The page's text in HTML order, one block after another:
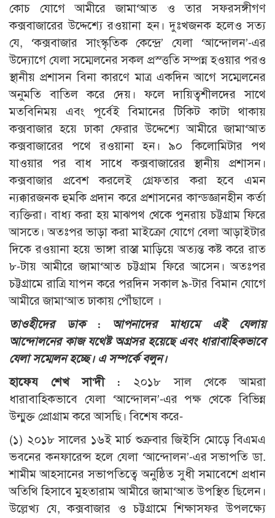
কোচ যোগে আমীরে জামা‘আত ও তার সফরসঙ্গীগণ
কক্সবাজারের উদ্দেশ্যে রওয়ানা হন। দুঃখজনক হলেও সত্য
যে, ‘কক্সবাজার সাংস্কৃতিক কেন্দ্রে’ যেলা ‘আন্দোলন’-এর
উদ্যোগে যেলা সম্মেলনের সকল প্রস্ত্ততি সম্পন্ন হওয়ার পরও
স্থানীয় প্রশাসন বিনা কারণে মাত্র একদিন আগে সম্মেলনের
অনুমতি বাতিল করে দেয়। ফলে দায়িত্বশীলদের সাথে
মতবিনিময় এবং পূর্বেই বিমানের টিকিট কাটা থাকায়
কক্সবাজার হয়ে ঢাকা ফেরার উদ্দেশ্যে আমীরে জামা‘আত
কক্সবাজারের পথে রওয়ানা হন। ৯০ কিলোমিটার পথ
যাওয়ার পর বাধ সাধে কক্সবাজারের স্থানীয় প্রশাসন।
কক্সবাজার প্রবেশ করলেই গ্রেফতার করা হবে এমন
ন্যক্কারজনক হুমকি প্রদান করে প্রশাসনের কান্ডজ্ঞানহীন কর্তা
ব্যক্তিরা। বাধ্য করা হয় মাঝপথ থেকে পুনরায় চট্টগ্রাম ফিরে
আসতে। অতঃপর ভাড়া করা মাইক্রো যোগে বেলা আড়াইটার
দিকে রওয়ানা হয়ে ভাঙ্গা রাস্তা মাড়িয়ে অত্যন্ত কষ্ট করে রাত
৮-টায় আমীরে জামা‘আত চট্টগ্রাম ফিরে আসেন। অতঃপর
চট্টগ্রামে রাত্রি যাপন করে পরদিন সকাল ৯-টার বিমান যোগে
আমীরে জামা‘আত ঢাকায় পৌঁছালে ।
তাওহীদের ডাক : আপনাদের মাধ্যমে এই যেলায়
আন্দোলনের কাজ যথেষ্ট অগ্রসর হয়েছে এবং ধারাবাহিকভাবে
যেলা সম্মেলন হচ্ছে। এ সম্পর্কে বলুন।
হাফেয শেখ সা‘দী : ২০১৮ সাল থেকে আমরা
ধারাবাহিকভাবে যেলা ‘আন্দোলন’-এর পক্ষ থেকে বিভিন্ন
উন্মুক্ত প্রোগ্রাম করে আসছি। বিশেষ করে-
(১) ২০১৮ সালের ১৬ই মার্চ শুক্রবার জিইসি মোড়ে বিএমএ
ভবনের কনফারেন্স হলে যেলা ‘আন্দোলন’-এর সভাপতি ডা.
শামীম আহসানের সভাপতিত্বে অনুষ্ঠিত সুধী সমাবেশে প্রধান
অতিথি হিসাবে মুহতারাম আমীরে জামা‘আত উপস্থিত ছিলেন।
উল্লেখ্য যে, কক্সবাজার ও চট্টগ্রামে শিক্ষাসফর উপলক্ষ্যে